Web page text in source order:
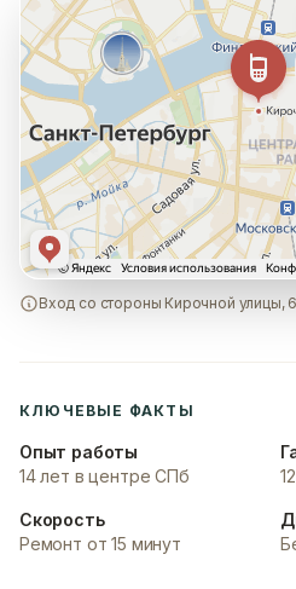
Вход со стороны Кирочной улицы,
КЛЮЧЕВЫЕ ФАКТЫ
Опыт работы
14 лет в центре СПб
Скорость
Ремонт от 15 минут